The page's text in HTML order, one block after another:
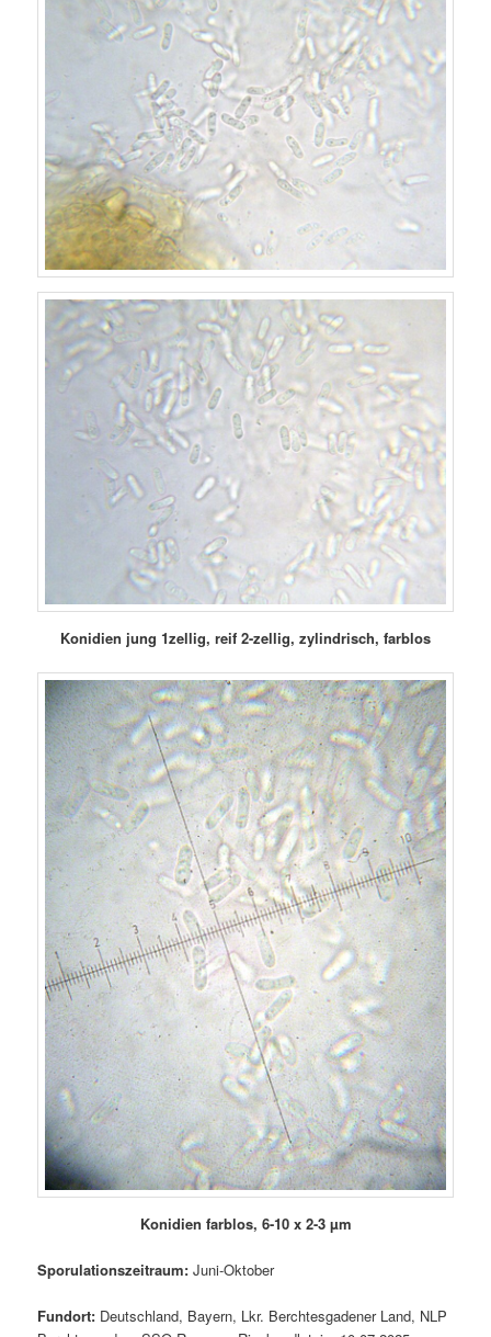
Konidien jung 1zellig, reif 2-zellig, zylindrisch, farblos
Konidien farblos, 6-10 x 2-3 µm
Sporulationszeitraum:Juni-Oktober
Fundort: Deutschland, Bayern, Lkr. Berchtesgadener Land, NLP